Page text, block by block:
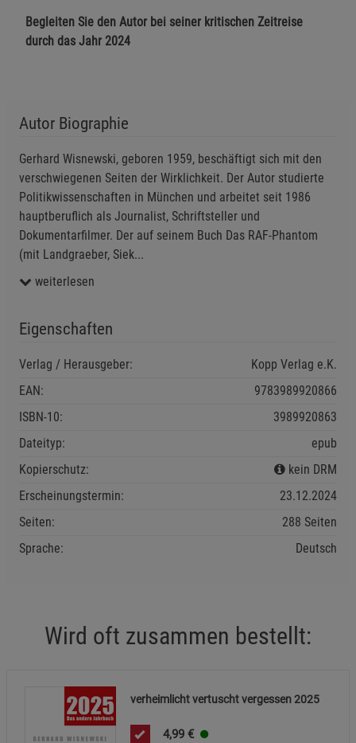
Begleiten Sie den Autor bei seiner kritischen Zeitreise
durch das Jahr 2024
Autor Biographie
Gerhard Wisnewski, geboren 1959, beschäftigt sich mit den
verschwiegenen Seiten der Wirklichkeit. Der Autor studierte
Politikwissenschaften in München und arbeitet seit 1986
hauptberuflich als Journalist, Schriftsteller und
Dokumentarfilmer. Der auf seinem Buch Das RAF-Phantom
(mit Landgraeber, Siek...
weiterlesen
Eigenschaften
Verlag / Herausgeber:
Kopp Verlag e.K.
EAN:
9783989920866
ISBN-10:
3989920863
Dateityp:
epub
Kopierschutz:
kein DRM
Erscheinungstermin:
23.12.2024
Seiten:
288 Seiten
Sprache:
Deutsch
Wird oft zusammen bestellt:
verheimlicht vertuscht vergessen 2025
4,99 €
Statistik Cookies (2) Statistik Cookies
Beschreibung Statistik Cookies
Marketing Cookies (3)
Cookie-Informationenanzeigen
Datenschutzerklärung